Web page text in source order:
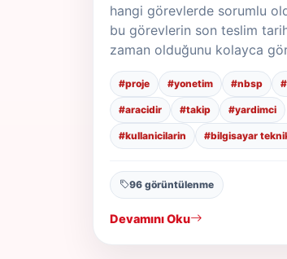
hangi görevlerde sorumlu
bu görevlerin son teslim
zaman olduğunu kolayca
#proje #yonetim #nbsp
#aracidir #takip #yardimci
#kullanicilarin #bilgisayar
96 görüntülenme
Devamını Oku